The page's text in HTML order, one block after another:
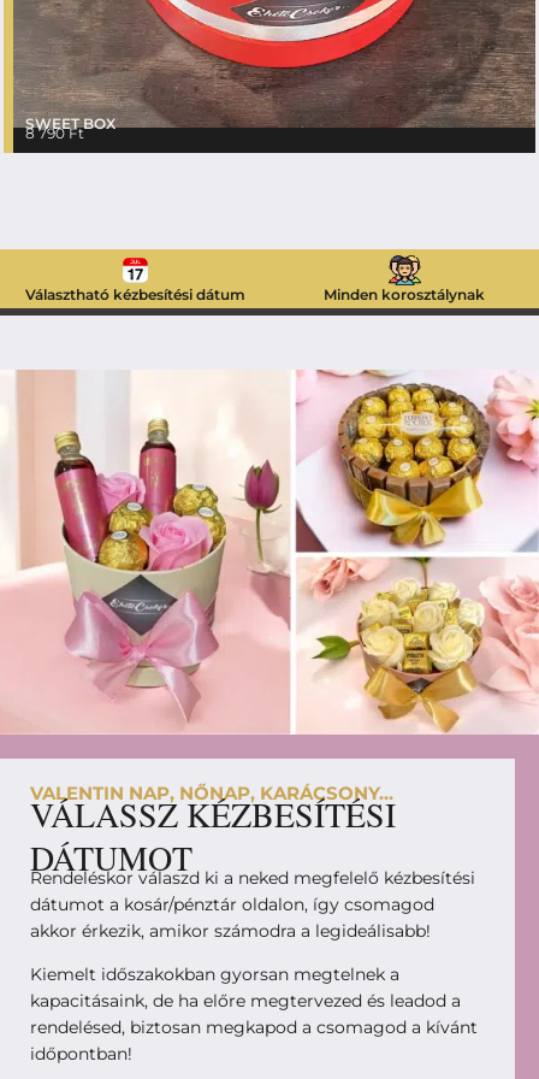
SWEET BOX
8 790Ft
Választható kézbesítési dátum Minden korosztálynak
VALENTIN NAP, NŐNAP, KARÁCSONY...
VÁLASSZ KÉZBESÍTÉSI
DÁTUMOT
Rendeléskor válaszd ki a neked megfelelő kézbesítési
dátumot a kosár/pénztár oldalon, így csomagod
akkor érkezik, amikor számodra a legideálisabb!
Kiemelt időszakokban gyorsan megtelnek a
kapacitásaink, de ha előre megtervezed és leadod a
rendelésed, biztosan megkapod a csomagod a kívánt
időpontban!